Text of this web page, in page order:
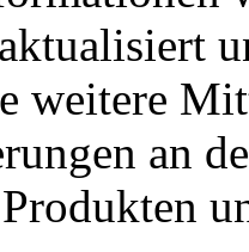
weitere
an